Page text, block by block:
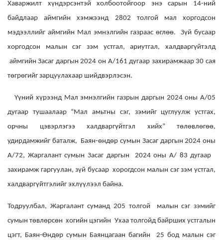
Хаваржилт хүндэрсэнтэй холбоотойгоор энэ сарын 14-ний
байдлаар аймгийн хэмжээнд 2802 толгой мал хоргодсон
мэдээллийг аймгийн Мал эмнэлгийн газраас өглөө. Зүй бусаар
хоргодсон малын сэг зэм устгал, ариутгал, халдваргүйтэлд
аймгийн Засаг даргын 2024 он А/161 дугаар захирамжаар 30 сая
төгрөгийг зарцуулахаар шийдвэрлэсэн.
Үүний хүрээнд Мал эмнэлгийн газрын даргын 2024 оны А/05
дугаар тушаалаар “Мал амьтны сэг, зэмийг цуглуулж устгах,
орчны цэвэрлэгээ халдваргүйтгэл хийх” төлөвлөгөө,
удирдамжийг баталж, Баян-өндөр сумын Засаг даргын 2024 оны
А/72, Жаргалант сумын Засаг даргын 2024 оны А/ 83 дугаар
захирамж гаргуулан, зүй бусаар хорогдсон малын сэг зэм устгал,
халдваргүйтгэлийг эхлүүлээл байна.
Тодруулбал, Жаргалант суманд 205 толгой малын сэг зэмийг
сумын төвлөрсөн хогийн цэгийн Ухаа толгойд байрших устгалын
цэгт, Баян-Өндөр сумын Баянцагаан багийн 25 бод малын сэг